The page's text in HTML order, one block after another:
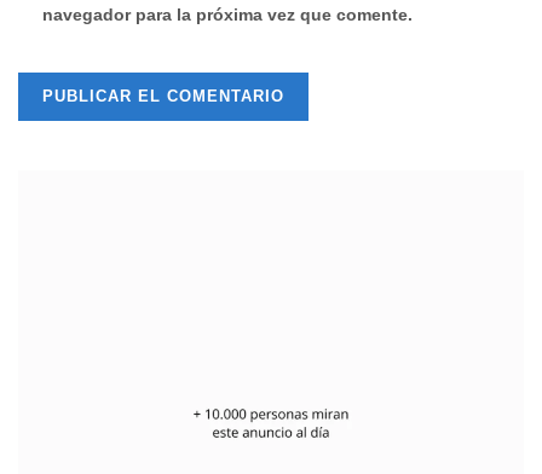
navegador para la próxima vez que comente.